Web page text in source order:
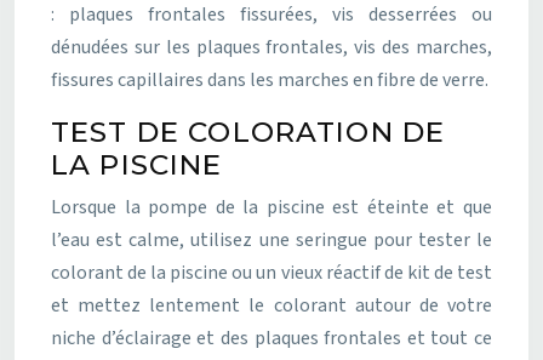
: plaques frontales fissurées, vis desserrées ou
dénudées sur les plaques frontales, vis des marches,
fissures capillaires dans les marches en fibre de verre.
TEST DE COLORATION DE
LA PISCINE
Lorsque la pompe de la piscine est éteinte et que
l’eau est calme, utilisez une seringue pour tester le
colorant de la piscine ou un vieux réactif de kit de test
et mettez lentement le colorant autour de votre
niche d’éclairage et des plaques frontales et tout ce